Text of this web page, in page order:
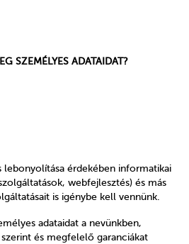
SZEMÉLYES ADATAIDAT?
lebonyolítása érdekében informatikai
webfejlesztés) és más
is igénybe kell vennünk.
adataidat a nevünkben,
és megfelelő garanciákat